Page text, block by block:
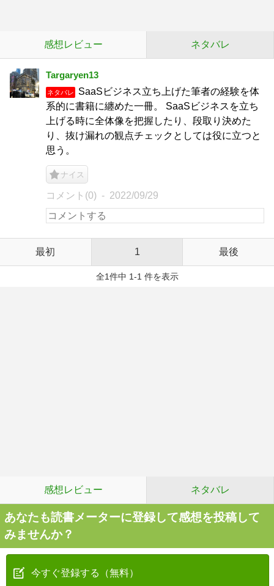
感想レビュー ネタバレ
Targaryen13
ネタバレ
SaaSビジネス立ち上げた筆者の経験を体
系的に書籍に纏めた一冊。 SaaSビジネスを立ち
上げる時に全体像を把握したり、段取り決めた
り、抜け漏れの観点チェックとしては役に立つと
思う。
ナイス
コメント(0) 2022/09/29
最初 1 最後
全1件中 1-1 件を表示
感想レビュー ネタバレ
あなたも読書メーターに登録して感想を投稿して
みませんか？
今すぐ登録する（無料）